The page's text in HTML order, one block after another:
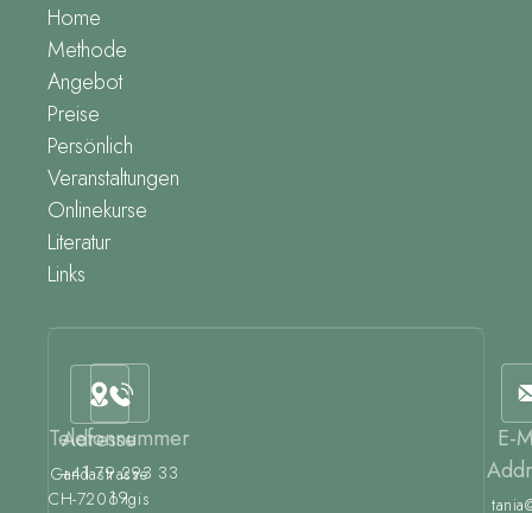
Home
Methode
Angebot
Preise
Persönlich
Veranstaltungen
Onlinekurse
Literatur
Links
Telefonnummer
+41 79 293 33
19
Adresse
Gandastrasse
CH-7206 Igis
E-